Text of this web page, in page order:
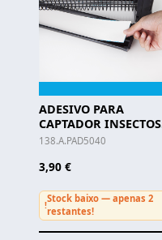
ADESIVO PARA
CAPTADOR INSECTOS
ORBEGOZO - PAD 5040
138.A.PAD5040
3,90 €
!
Stock baixo — apenas 2
restantes!